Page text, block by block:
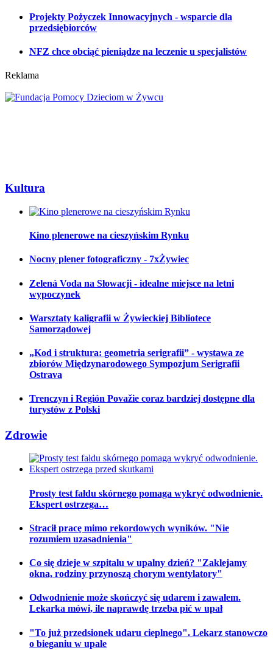
Projekty Pożyczek Innowacyjnych - wsparcie dla
przedsiębiorców
NFZ chce obciąć pieniądze na leczenie u specjalistów
Reklama
Kultura
Kino plenerowe na cieszyńskim Rynku
Nocny plener fotograficzny - 7xŻywiec
Zelená Voda na Słowacji - idealne miejsce na letni
wypoczynek
Warsztaty kaligrafii w Żywieckiej Bibliotece
Samorządowej
„Kod i struktura: geometria serigrafii” - wystawa ze
zbiorów Międzynarodowego Sympozjum Serigrafii
Ostrava
Trenczyn i Región Považie coraz bardziej dostępne dla
turystów z Polski
Zdrowie
Prosty test fałdu skórnego pomaga wykryć odwodnienie.
Ekspert ostrzega…
Stracił pracę mimo rekordowych wyników. "Nie
rozumiem uzasadnienia"
Co się dzieje w szpitalu w upalny dzień? "Zaklejamy
okna, rodziny przynoszą chorym wentylatory"
Odwodnienie może skończyć się udarem i zawałem.
Lekarka mówi, ile naprawdę trzeba pić w upał
"To już przedsionek udaru cieplnego". Lekarz stanowczo
o bieganiu w upale